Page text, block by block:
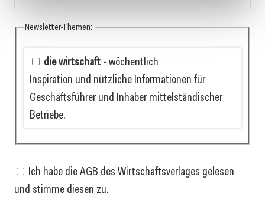
Newsletter-Themen:
die wirtschaft- wöchentlich
Inspiration und nützliche Informationen für
Geschäftsführer und Inhaber mittelständischer
Betriebe.
Ich habe die AGB des Wirtschaftsverlages gelesen
und stimme diesen zu.